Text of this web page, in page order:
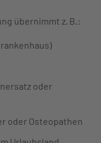
übernimmt z. B.:
oder
oder Osteopathen